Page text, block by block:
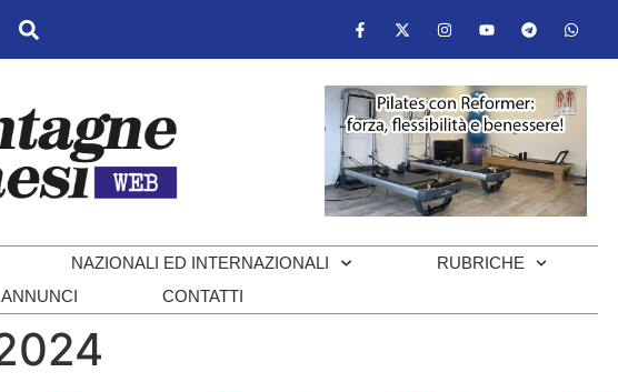
NAZIONALI ED INTERNAZIONALI
RUBRICHE
ANNUNCI CONTATTI